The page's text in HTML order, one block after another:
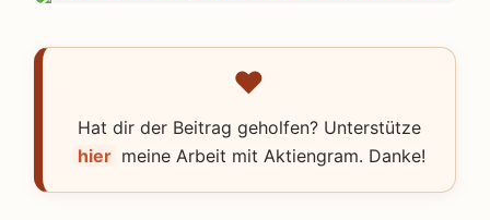
Hat dir der Beitrag geholfen? Unterstütze
hier meine Arbeit mit Aktiengram. Danke!